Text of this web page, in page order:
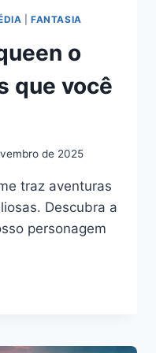
|FANTASIA
o
que você
de 2025
traz aventuras
Descubra a
personagem